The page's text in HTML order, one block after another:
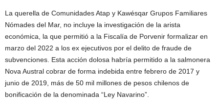
La querella de Comunidades Atap y Kawésqar Grupos Familiares
Nómades del Mar, no incluye la investigación de la arista
económica, la que permitió a la Fiscalía de Porvenir formalizar en
marzo del 2022 a los ex ejecutivos por el delito de fraude de
subvenciones. Esta acción dolosa habría permitido a la salmonera
Nova Austral cobrar de forma indebida entre febrero de 2017 y
junio de 2019, más de 50 mil millones de pesos chilenos de
bonificación de la denominada “Ley Navarino”.